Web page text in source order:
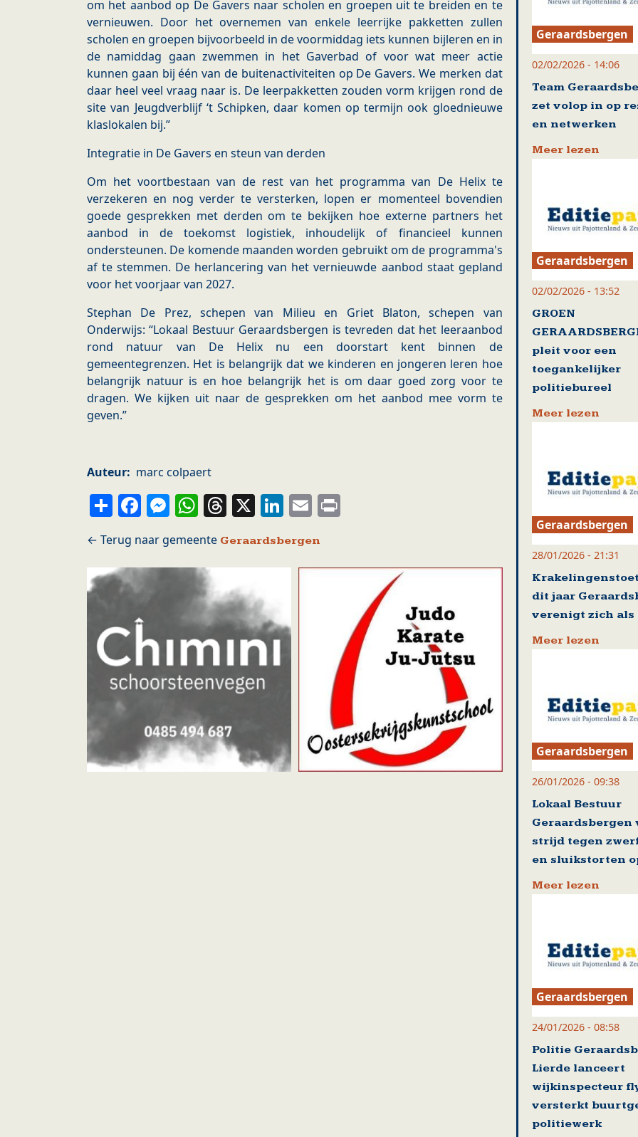
om het aanbod op De Gavers naar scholen en groepen uit te breiden en te
vernieuwen. Door het overnemen van enkele leerrijke pakketten zullen
scholen en groepen bijvoorbeeld in de voormiddag iets kunnen bijleren en in
de namiddag gaan zwemmen in het Gaverbad of voor wat meer actie
kunnen gaan bij één van de buitenactiviteiten op De Gavers. We merken dat
daar heel veel vraag naar is. De leerpakketten zouden vorm krijgen rond de
site van Jeugdverblijf ‘t Schipken, daar komen op termijn ook gloednieuwe
klaslokalen bij.”
Integratie in De Gavers en steun van derden
Om het voortbestaan van de rest van het programma van De Helix te
verzekeren en nog verder te versterken, lopen er momenteel bovendien
goede gesprekken met derden om te bekijken hoe externe partners het
aanbod in de toekomst logistiek, inhoudelijk of financieel kunnen
ondersteunen. De komende maanden worden gebruikt om de programma's
af te stemmen. De herlancering van het vernieuwde aanbod staat gepland
voor het voorjaar van 2027.
Stephan De Prez, schepen van Milieu en Griet Blaton, schepen van
Onderwijs: “Lokaal Bestuur Geraardsbergen is tevreden dat het leeraanbod
rond natuur van De Helix nu een doorstart kent binnen de
gemeentegrenzen. Het is belangrijk dat we kinderen en jongeren leren hoe
belangrijk natuur is en hoe belangrijk het is om daar goed zorg voor te
dragen. We kijken uit naar de gesprekken om het aanbod mee vorm te
geven.”
Auteur marc colpaert
ShareFacebook
Messenger
WhatsApp
Threads
X LinkedIn
Email
Geraardsbergen
Geraardsbergen
02/02/2026 - 14:06
Team
zet volop in op
en netwerken
Meer lezen
Geraardsbergen
02/02/2026 - 13:52
GROEN
pleit voor een
toegankelijker
politiebureel
Meer lezen
Geraardsbergen
28/01/2026 - 21:31
dit jaar
verenigt zich als
Meer lezen
Geraardsbergen
26/01/2026 - 09:38
Lokaal Bestuur
Geraardsbergen
strijd tegen
en sluikstorten
Meer lezen
Geraardsbergen
24/01/2026 - 08:58
Politie
Lierde lanceert
wijkinspecteur
versterkt
politiewerk